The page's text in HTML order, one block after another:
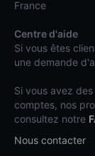
France
Centre d'aide
Si vous êtes
une demande
Si vous avez
comptes, nos
consultez notre
Nous contacter